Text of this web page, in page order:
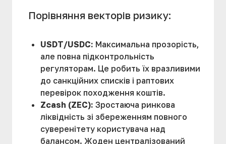
Порівняння векторів ризику:
USDT/USDC: Максимальна прозорість,
але повна підконтрольність
регуляторам. Це робить їх вразливими
до санкційних списків і раптових
перевірок походження коштів.
Zcash (ZEC): Зростаюча ринкова
ліквідність зі збереженням повного
суверенітету користувача над
балансом. Жоден централізований